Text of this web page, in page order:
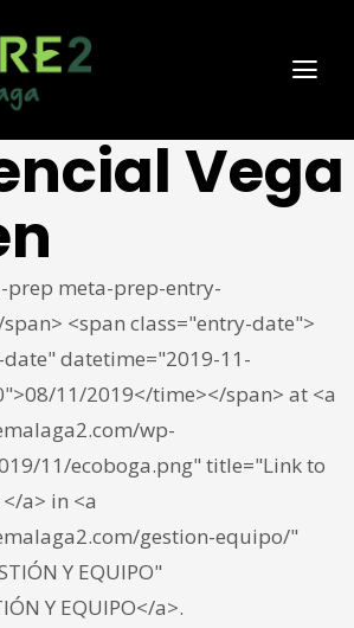
Vega
prep meta-prep-entry-
<span class="entry-date">
datetime="2019-11-
11/2019</time></span> at <a
wp-
11/ecoboga.png" title="Link to
a> in <a
gestion-equipo/"
Y EQUIPO"
Y EQUIPO</a>.